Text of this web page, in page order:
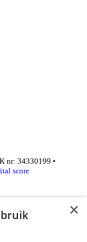
nr: 34330199 •
score
×